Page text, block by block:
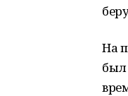
На
был